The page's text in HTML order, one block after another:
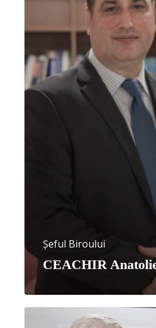
Șeful Biroului
CEACHIR